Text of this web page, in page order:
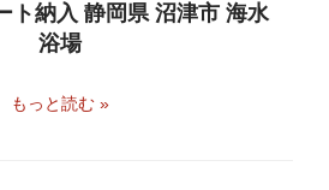
ト納入 静岡県 沼津市 海水
浴場
もっと読む »